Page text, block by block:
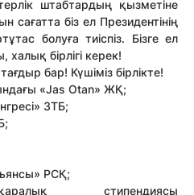
штабтардың қызметіне
біз ел Президентінің
болуға тиіспіз. Бізге ел
бірлігі керек!
бар! Күшіміз бірлікте!
«Jas Otan» ЖҚ;
ЗТБ;
РСҚ;
стипендиясы